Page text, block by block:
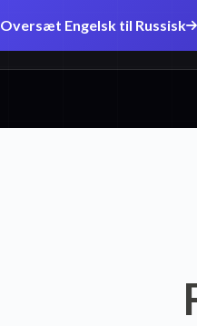
Oversæt Engelsk til Russisk